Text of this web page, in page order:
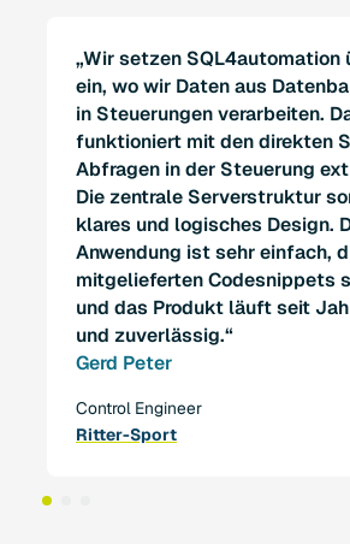
„Wir setzen SQL4automation
ein, wo wir Daten aus
in Steuerungen verarbeiten.
funktioniert mit den direkten
Abfragen in der Steuerung
Die zentrale Serverstruktur
klares und logisches Design.
Anwendung ist sehr einfach,
mitgelieferten Codesnippets
und das Produkt läuft seit
und zuverlässig.“
Gerd Peter
Control Engineer
Ritter-Sport